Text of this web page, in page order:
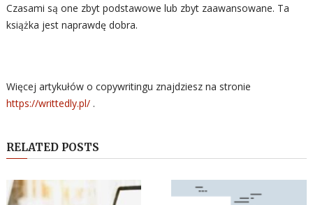
Czasami są one zbyt podstawowe lub zbyt zaawansowane. Ta
książka jest naprawdę dobra.
Więcej artykułów o copywritingu znajdziesz na stronie
https://writtedly.pl/.
RELATED POSTS